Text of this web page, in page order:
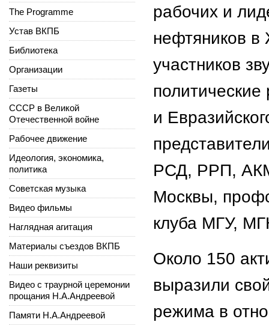
рабочих и
нефтяников в
участников
и
РСД, РРП,
Москвы,
клуба МГУ,
Около 150
выразили
режима в
The Programme
Устав ВКПБ
Библиотека
Организации
Газеты
СССР в Великой
Отечественной войне
Рабочее движение
Идеология, экономика,
политика
Советская музыка
Видео фильмы
Наглядная агитация
Материалы съездов ВКПБ
Наши реквизиты
Видео с траурной церемонии
прощания Н.А.Андреевой
Памяти Н.А.Андреевой